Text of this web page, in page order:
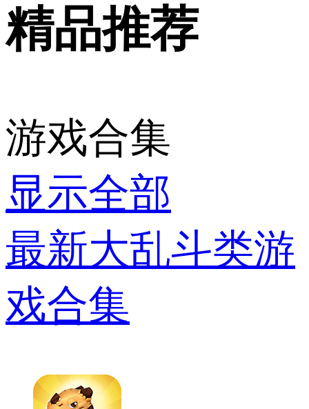
精品推荐
游戏合集
显示全部
最新大乱斗类游
戏合集